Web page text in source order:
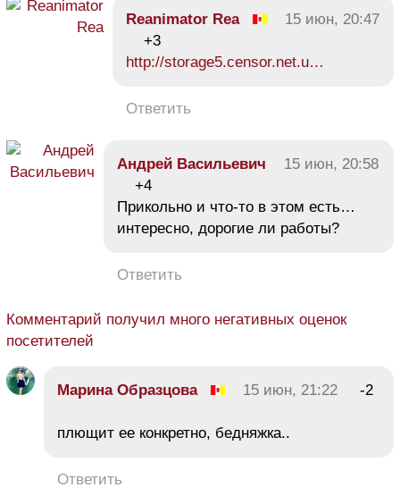
Reanimator Rea
15 июн, 20:47
+3
http://storage5.censor.net.u…
Ответить
Андрей Васильевич
15 июн, 20:58
+4
Прикольно и что-то в этом есть…
интересно, дорогие ли работы?
Ответить
Комментарий получил много негативных оценок
посетителей
Марина Образцова 15 июн, 21:22 -2
плющит ее конкретно, бедняжка..
Ответить